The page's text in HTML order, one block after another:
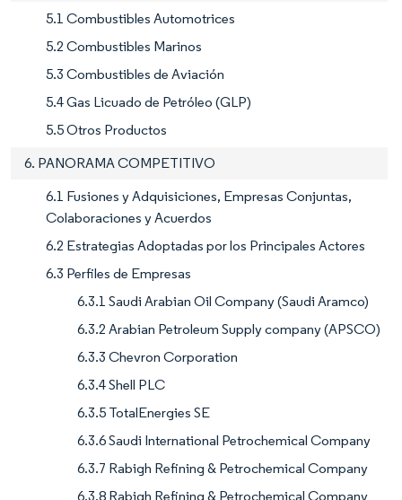
5.1 Combustibles Automotrices
5.2 Combustibles Marinos
5.3 Combustibles de Aviación
5.4 Gas Licuado de Petróleo (GLP)
5.5 Otros Productos
6. PANORAMA COMPETITIVO
6.1 Fusiones y Adquisiciones, Empresas Conjuntas,
Colaboraciones y Acuerdos
6.2 Estrategias Adoptadas por los Principales Actores
6.3 Perfiles de Empresas
6.3.1 Saudi Arabian Oil Company (Saudi Aramco)
6.3.2 Arabian Petroleum Supply company (APSCO)
6.3.3 Chevron Corporation
6.3.4 Shell PLC
6.3.5 TotalEnergies SE
6.3.6 Saudi International Petrochemical Company
6.3.7 Rabigh Refining & Petrochemical Company
6.3.8 Rabigh Refining & Petrochemical Company